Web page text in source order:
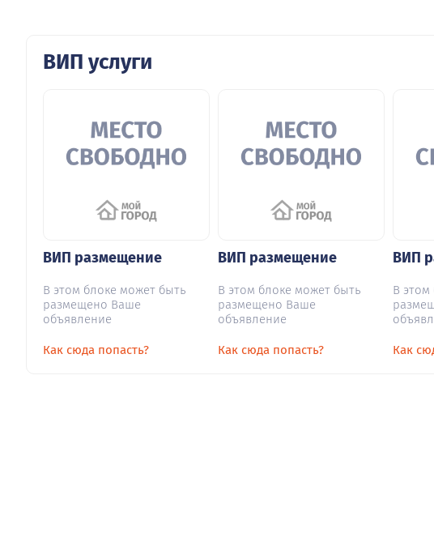
ВИП услуги
ВИП размещение
В этом блоке может быть
размещено Ваше
объявление
Как сюда попасть?
ВИП размещение
В этом блоке может быть
размещено Ваше
объявление
Как сюда попасть?
ВИП
В этом
Как